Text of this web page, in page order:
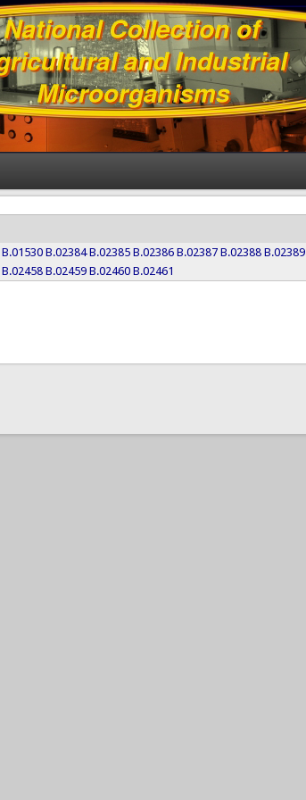
B.01530 B.02384 B.02385 B.02386 B.02387 B.02388 B.02389
B.02458 B.02459 B.02460 B.02461